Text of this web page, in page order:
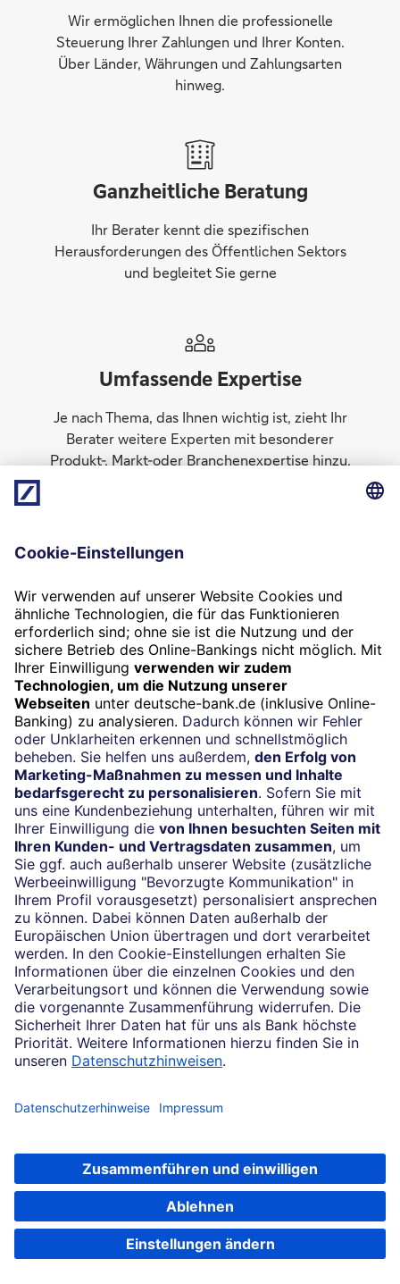
Termin mit unserem Team vereinbaren
Wir ermöglichen Ihnen die professionelle
Steuerung Ihrer Zahlungen und Ihrer Konten.
Über Länder, Währungen und Zahlungsarten
hinweg.
Ganzheitliche Beratung
Ihr Berater kennt die spezifischen
Herausforderungen des Öffentlichen Sektors
und begleitet Sie gerne
Umfassende Expertise
Je nach Thema, das Ihnen wichtig ist, zieht Ihr
Berater weitere Experten mit besonderer
Produkt-, Markt-oder Branchenexpertise hinzu.
Internationales Netzwerk
Wir sind weltweit aktiv und in Deutschland zu
Hause. Wir sind für Sie da, wo immer Sie uns
brauchen. Nutzen Sie unser globales Netzwerk
und die Expertise vor Ort.
Termin
Jetzt vereinbaren
Telefonisch erreichbar unter
(069) 910-488 53
Konditionen und Preise
Rechtliche Hinweise
Cookie-Einstellungen